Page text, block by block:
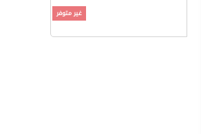
غير متوفر